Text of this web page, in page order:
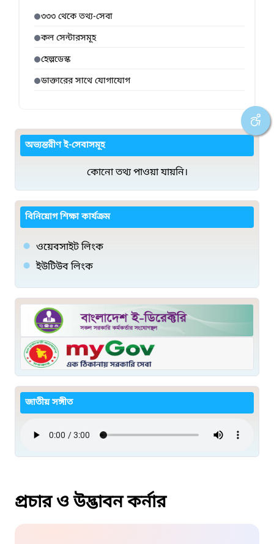
৩৩৩ থেকে তথ্য-সেবা
কল সেন্টারসমূহ
হেল্পডেস্ক
ডাক্তারের সাথে যোগাযোগ
অভ্যন্তরীণ ই-সেবাসমূহ
কোনো তথ্য পাওয়া যায়নি।
বিনিয়োগ শিক্ষা কার্যক্রম
ওয়েবসাইট লিংক
ইউটিউব লিংক
জাতীয় সঙ্গীত
প্রচার ও উদ্ভাবন কর্নার